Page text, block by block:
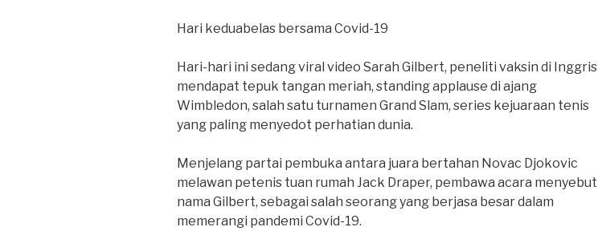
Hari keduabelas bersama Covid-19
Hari-hari ini sedang viral video Sarah Gilbert, peneliti vaksin di Inggris
mendapat tepuk tangan meriah, standing applause di ajang
Wimbledon, salah satu turnamen Grand Slam, series kejuaraan tenis
yang paling menyedot perhatian dunia.
Menjelang partai pembuka antara juara bertahan Novac Djokovic
melawan petenis tuan rumah Jack Draper, pembawa acara menyebut
nama Gilbert, sebagai salah seorang yang berjasa besar dalam
memerangi pandemi Covid-19.